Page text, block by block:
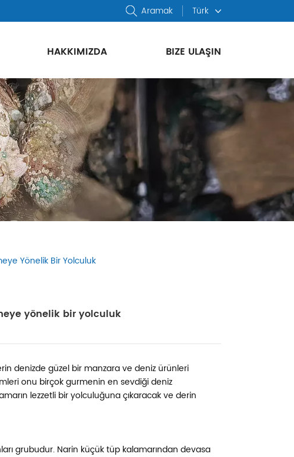
Türk
Aramak
HAKKIMIZDA BIZE ULAŞIN
Yönelik Bir Yolculuk
yönelik bir yolculuk
denizde güzel bir manzara ve deniz ürünleri
onu birçok gurmenin en sevdiği deniz
lezzetli bir yolculuğuna çıkaracak ve derin
grubudur. Narin küçük tüp kalamarından devasa